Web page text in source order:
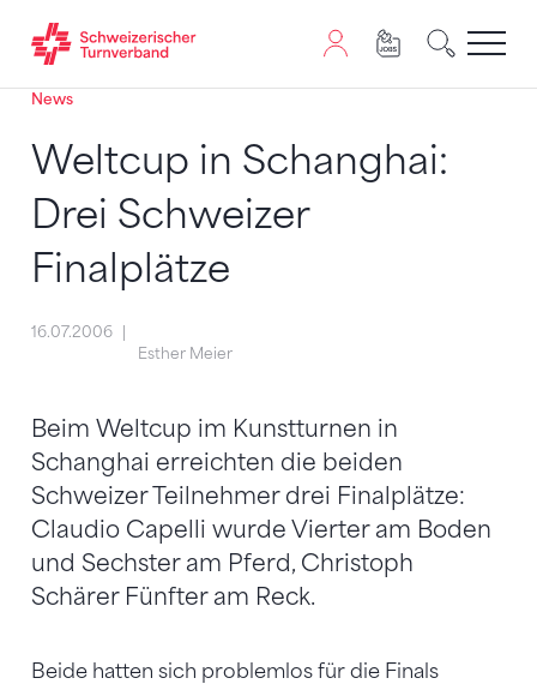
Zum Inhalt springen
Zur Sitemap navigieren
Zum Navigieren dieser Seite wird JavaScript benötigt.
News
Weltcup in Schanghai:
Drei Schweizer
Finalplätze
16.07.2006
Esther Meier
Beim Weltcup im Kunstturnen in
Schanghai erreichten die beiden
Schweizer Teilnehmer drei Finalplätze:
Claudio Capelli wurde Vierter am Boden
und Sechster am Pferd, Christoph
Schärer Fünfter am Reck.
Beide hatten sich problemlos für die Finals